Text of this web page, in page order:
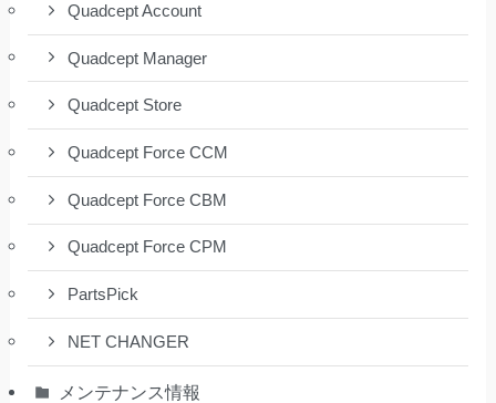
Quadcept Account
Quadcept Manager
Quadcept Store
Quadcept Force CCM
Quadcept Force CBM
Quadcept Force CPM
PartsPick
NET CHANGER
メンテナンス情報